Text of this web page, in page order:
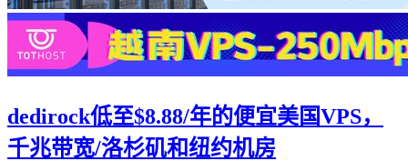
dedirock低至$8.88/年的便宜美国VPS，
千兆带宽/洛杉矶和纽约机房